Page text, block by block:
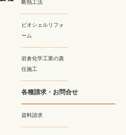
断熱工法
ビオシェルリフォ
ーム
岩倉化学工業の責
任施工
各種請求・お問合せ
資料請求